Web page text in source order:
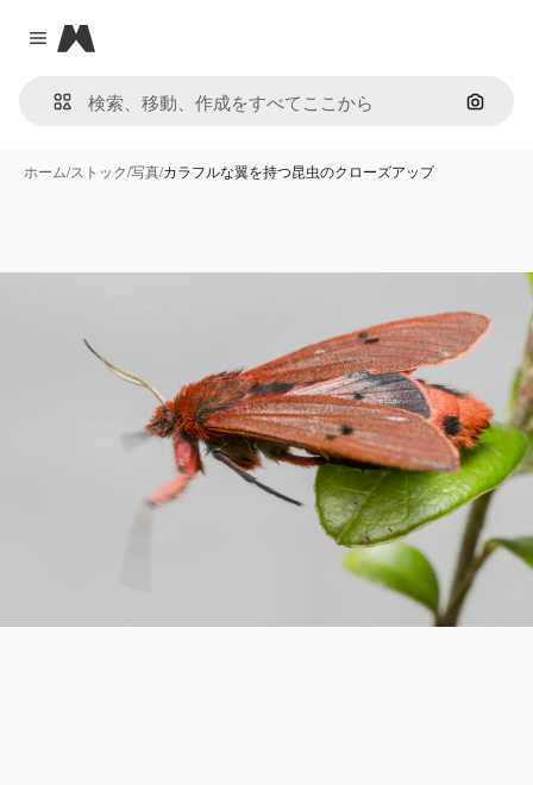
Close menu
Magnific
画像で
ホーム/ストック/写真/カラフルな翼を持つ昆虫のクローズアップ